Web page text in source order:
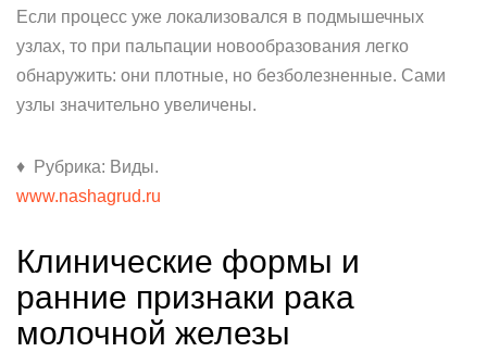
Если процесс уже локализовался в подмышечных
узлах, то при пальпации новообразования легко
обнаружить: они плотные, но безболезненные. Сами
узлы значительно увеличены.
♦ Рубрика: Виды.
www.nashagrud.ru
Клинические формы и
ранние признаки рака
молочной железы